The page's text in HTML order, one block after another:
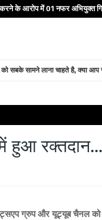
करने के आरोप में 01 नफर अभियुक्त
सबके सामने लाना चाहते है, क्या
हुआ रक्तदान...
ग्रुप और यूट्यूब चैनल को